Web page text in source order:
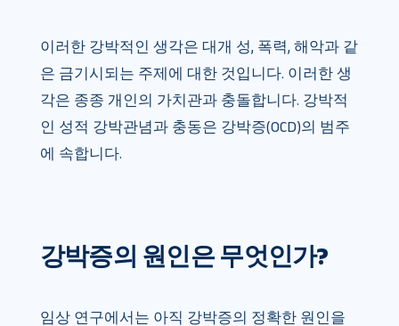
이러한 강박적인 생각은 대개 성, 폭력, 해악과 같
은 금기시되는 주제에 대한 것입니다. 이러한 생
각은 종종 개인의 가치관과 충돌합니다. 강박적
인 성적 강박관념과 충동은 강박증(OCD)의 범주
에 속합니다.
강박증의 원인은 무엇인가?
임상 연구에서는 아직 강박증의 정확한 원인을